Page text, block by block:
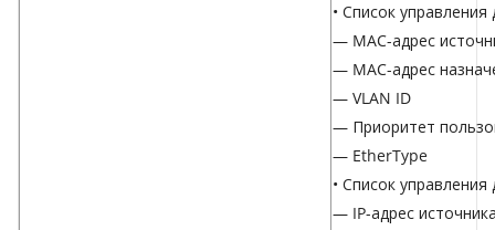
• Список
— MAC-адрес
— MAC-адрес
— VLAN ID
— Приоритет
— EtherType
• Список
— IP-адрес